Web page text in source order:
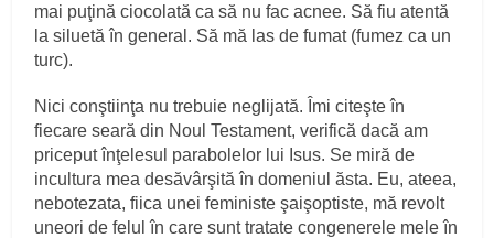
mai puţină ciocolată ca să nu fac acnee. Să fiu atentă
la siluetă în general. Să mă las de fumat (fumez ca un
turc).
Nici conştiinţa nu trebuie neglijată. Îmi citeşte în
fiecare seară din Noul Testament, verifică dacă am
priceput înţelesul parabolelor lui Isus. Se miră de
incultura mea desăvârşită în domeniul ăsta. Eu, ateea,
nebotezata, fiica unei feministe şaişoptiste, mă revolt
uneori de felul în care sunt tratate congenerele mele în